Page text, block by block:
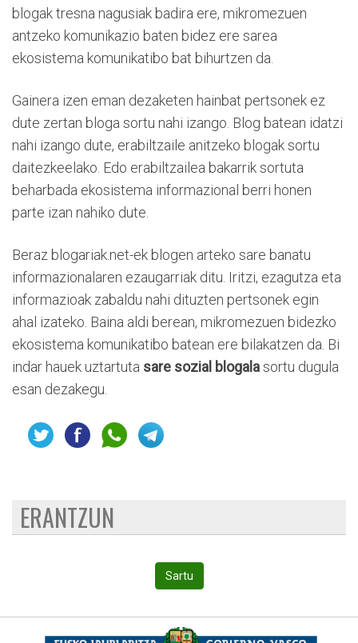
blogak tresna nagusiak badira ere, mikromezuen
antzeko komunikazio baten bidez ere sarea
ekosistema komunikatibo bat bihurtzen da.
Gainera izen eman dezaketen hainbat pertsonek ez
dute zertan bloga sortu nahi izango. Blog batean idatzi
nahi izango dute, erabiltzaile anitzeko blogak sortu
daitezkeelako. Edo erabiltzailea bakarrik sortuta
beharbada ekosistema informazional berri honen
parte izan nahiko dute.
Beraz blogariak.net-ek blogen arteko sare banatu
informazionalaren ezaugarriak ditu. Iritzi, ezagutza eta
informazioak zabaldu nahi dituzten pertsonek egin
ahal izateko. Baina aldi berean, mikromezuen bidezko
ekosistema komunikatibo batean ere bilakatzen da. Bi
indar hauek uztartuta sare sozial blogalasortu dugula
esan dezakegu.
ERANTZUN
Sartu